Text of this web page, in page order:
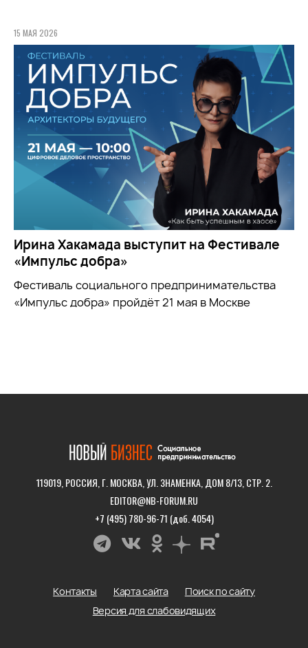
15 МАЯ 2026
Ирина Хакамада выступит на Фестивале
«Импульс добра»
Фестиваль социального предпринимательства
«Импульс добра» пройдёт 21 мая в Москве
119019, РОССИЯ, Г. МОСКВА, УЛ. ЗНАМЕНКА, ДОМ 8/13, СТР. 2.
EDITOR@NB-FORUM.RU
+7 (495) 780-96-71 (доб. 4054)
Контакты Карта сайта
Поиск по сайту
Версия для слабовидящих